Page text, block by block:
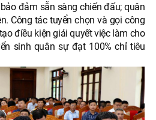
đảm sẵn sàng chiến đấu; quân
Công tác tuyển chọn và gọi công
điều kiện giải quyết việc làm cho
sinh quân sự đạt 100% chỉ tiêu